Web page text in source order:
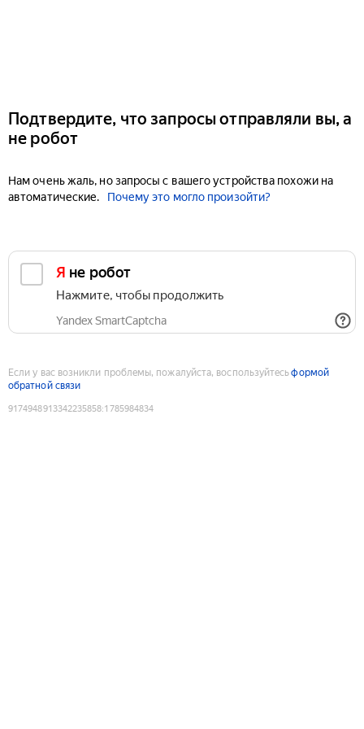
Подтвердите, что запросы отправляли вы, а
не робот
Нам очень жаль, но запросы с вашего устройства похожи на
автоматические.
Почему это могло произойти?
Я не робот
Нажмите, чтобы продолжить
Yandex SmartCaptcha
Если у вас возникли проблемы, пожалуйста, воспользуйтесьформой
обратной связи
9174948913342235858:1785984834